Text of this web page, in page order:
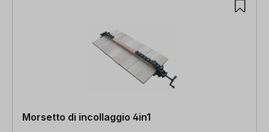
Morsetto di incollaggio 4in1